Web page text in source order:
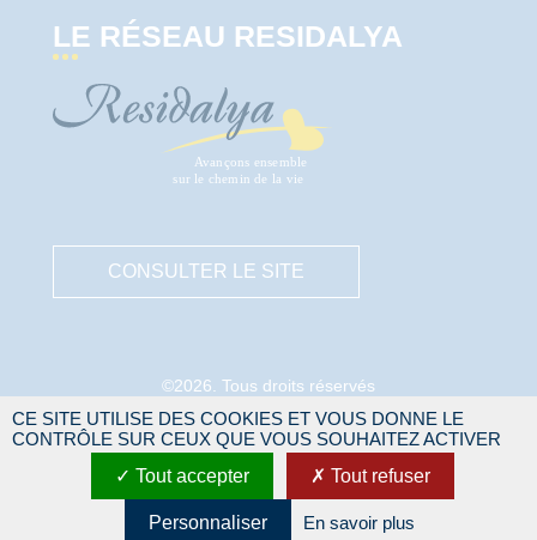
LE RÉSEAU RESIDALYA
CONSULTER LE SITE
©2026. Tous droits réservés
Mentions légales
Protection des données personnelles
Gestion des cookies
Site réalisé par
IDEALCOMM
CE SITE UTILISE DES COOKIES ET VOUS DONNE LE
CONTRÔLE SUR CEUX QUE VOUS SOUHAITEZ ACTIVER
Tout accepter
Tout refuser
Personnaliser En savoir plus